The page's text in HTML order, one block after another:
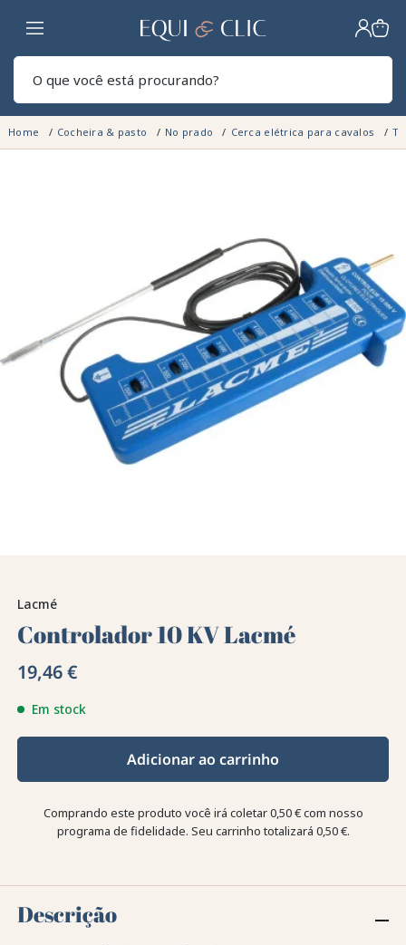
Lar
Home Cocheira & pasto No prado Cerca elétrica para cavalos
Lacmé
Controlador 10 KV Lacmé
19,46 €
Em stock
Adicionar ao carrinho
Comprando este produto você irá coletar0,50 €com nosso
programa de fidelidade. Seu carrinho totalizará 0,50 €.
Descrição